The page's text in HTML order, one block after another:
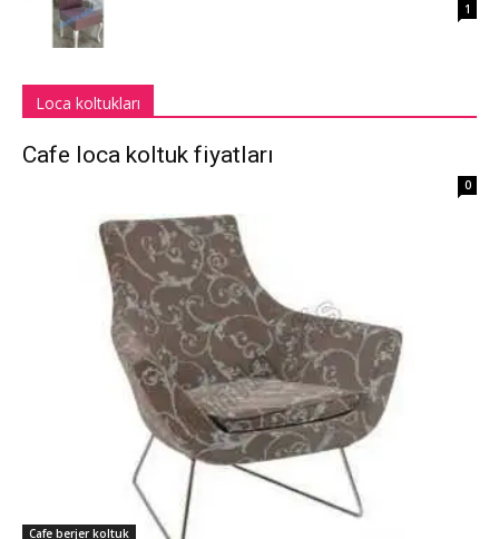
1
Loca koltukları
Cafe loca koltuk fiyatları
0
Cafe berjer koltuk